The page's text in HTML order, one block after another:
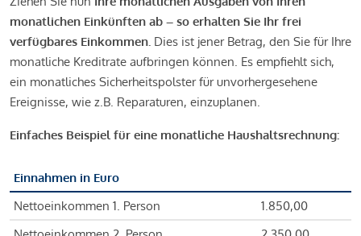
monatlichen Einkünften ab – so erhalten Sie Ihr frei
verfügbares Einkommen. Dies ist jener Betrag, den Sie für Ihre
monatliche Kreditrate aufbringen können. Es empfiehlt sich,
ein monatliches Sicherheitspolster für unvorhergesehene
Ereignisse, wie z.B. Reparaturen, einzuplanen.
Einfaches Beispiel für eine monatliche Haushaltsrechnung:
Einnahmen in Euro
Nettoeinkommen 1. Person
1.850,00